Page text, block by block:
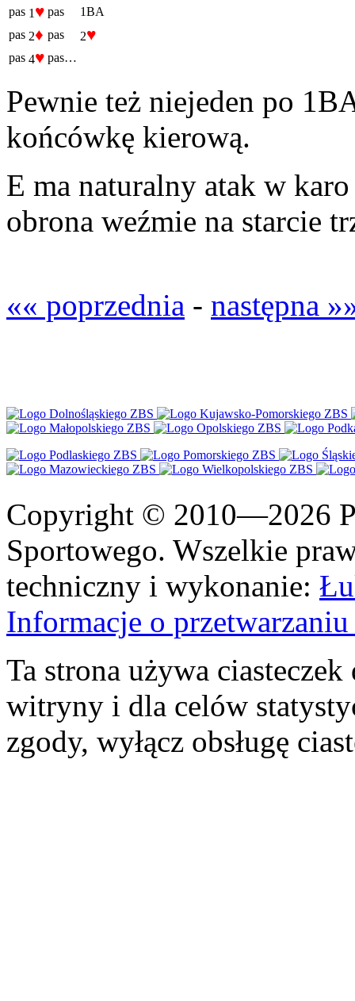
pas 1 ♥ pas
1BA
pas 2♦ pas 2♥
pas 4♥ pas…
Pewnie też niejeden po
końcówkę kierową.
E ma naturalny atak w
obrona weźmie na starcie
«« poprzednia - następna
Copyright © 2010—2026
Sportowego. Wszelkie
techniczny i wykonanie:
Informacje o
Ta strona używa
witryny i dla celów
zgody, wyłącz obsługę